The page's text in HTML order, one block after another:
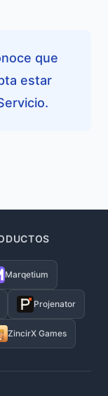
que
estar
Marqetium
Projenator
ZincirX Games